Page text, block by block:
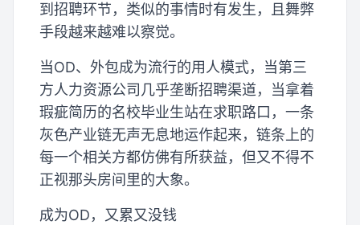
到招聘环节，类似的事情时有发生，且舞弊
手段越来越难以察觉。
当OD、外包成为流行的用人模式，当第三
方人力资源公司几乎垄断招聘渠道，当拿着
瑕疵简历的名校毕业生站在求职路口，一条
灰色产业链无声无息地运作起来，链条上的
每一个相关方都仿佛有所获益，但又不得不
正视那头房间里的大象。
成为OD，又累又没钱